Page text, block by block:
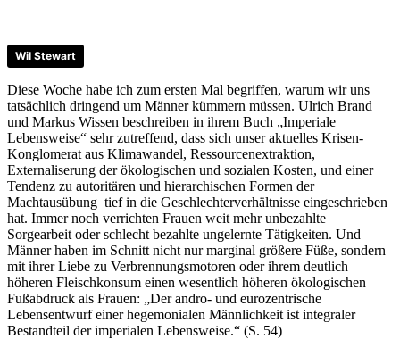
Wil Stewart
Diese Woche habe ich zum ersten Mal begriffen, warum wir uns
tatsächlich dringend um Männer kümmern müssen. Ulrich Brand
und Markus Wissen beschreiben in ihrem Buch „Imperiale
Lebensweise“ sehr zutreffend, dass sich unser aktuelles Krisen-
Konglomerat aus Klimawandel, Ressourcenextraktion,
Externaliserung der ökologischen und sozialen Kosten, und einer
Tendenz zu autoritären und hierarchischen Formen der
Machtausübung tief in die Geschlechterverhältnisse eingeschrieben
hat. Immer noch verrichten Frauen weit mehr unbezahlte
Sorgearbeit oder schlecht bezahlte ungelernte Tätigkeiten. Und
Männer haben im Schnitt nicht nur marginal größere Füße, sondern
mit ihrer Liebe zu Verbrennungsmotoren oder ihrem deutlich
höheren Fleischkonsum einen wesentlich höheren ökologischen
Fußabdruck als Frauen: „Der andro- und eurozentrische
Lebensentwurf einer hegemonialen Männlichkeit ist integraler
Bestandteil der imperialen Lebensweise.“ (S. 54)